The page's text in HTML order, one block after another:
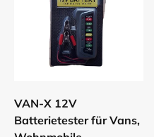
VAN-X 12V
Batterietester für Vans,